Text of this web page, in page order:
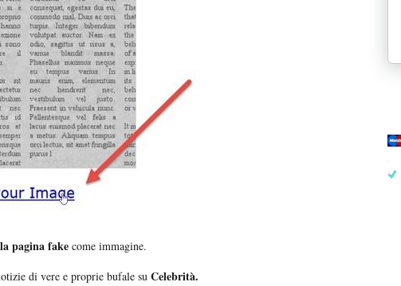
pagina fake come immagine.
di vere e proprie bufale su Celebrità.